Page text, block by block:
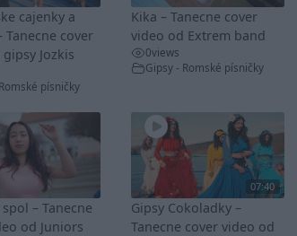
cajenky a
Tanecne cover
Jozkis
písničky
Kika – Tanecne cover
video od Extrem band
0views
Gipsy - Romské písničky
– Tanecne
od Juniors
07:40
Gipsy Cokoladky –
Tanecne cover video od